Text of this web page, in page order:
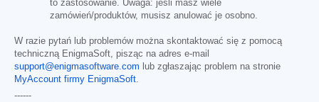
to zastosowanie. Uwaga: jeśli masz wiele
zamówień/produktów, musisz anulować je osobno.
W razie pytań lub problemów można skontaktować się z pomocą
techniczną EnigmaSoft, pisząc na adres e-mail
support@enigmasoftware.com lub zgłaszając problem na stronie
MyAccount firmy EnigmaSoft.
------